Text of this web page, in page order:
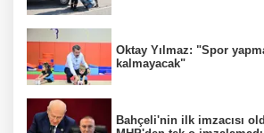
Oktay Yılmaz: "Spor
kalmayacak"
Bahçeli'nin ilk imzacısı